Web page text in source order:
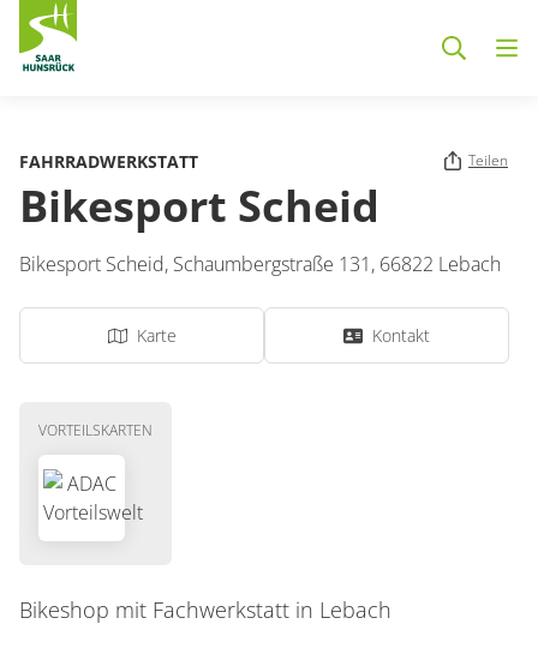
FAHRRADWERKSTATT Teilen
Bikesport Scheid
Bikesport Scheid, Schaumbergstraße 131, 66822 Lebach
Karte Kontakt
VORTEILSKARTEN
Bikeshop mit Fachwerkstatt in Lebach